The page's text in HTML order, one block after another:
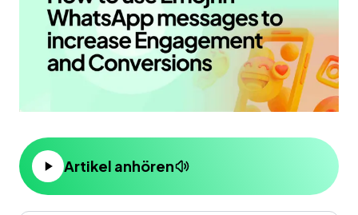
Artikel anhören